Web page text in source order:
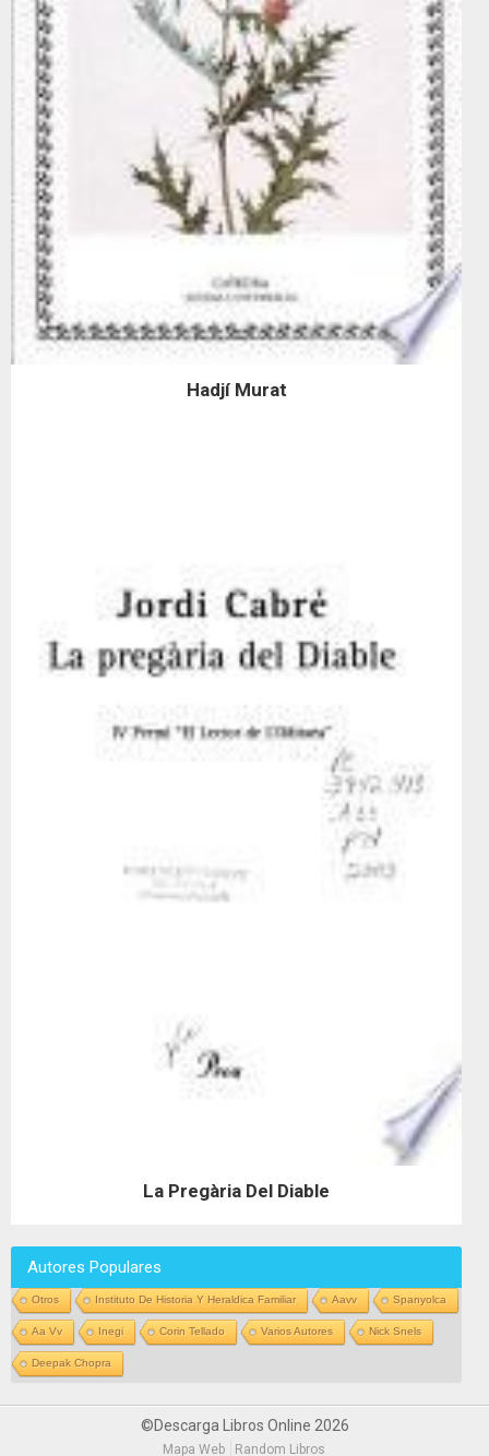
Hadjí Murat
La Pregària Del Diable
Autores Populares
Otros Instituto De Historia Y Heraldica Familiar Aavv Spanyolca
Aa Vv Inegi Corin Tellado Varios Autores Nick Snels
Deepak Chopra
©Descarga Libros Online 2026
Mapa Web Random Libros